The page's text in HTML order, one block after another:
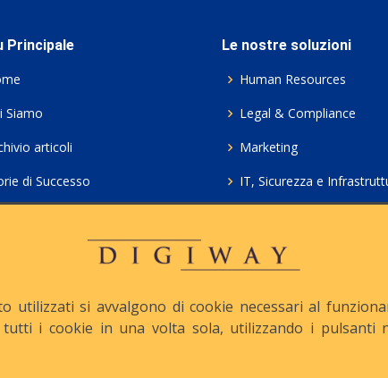
Principale
Siamo
articoli
di Successo
Le nostre soluzioni
Human Resources
Legal & Compliance
Marketing
IT, Sicurezza e
Consulenza ICT e Licenze
utilizzati si avvalgono di cookie necessari al
i cookie in una volta sola, utilizzando i pulsanti